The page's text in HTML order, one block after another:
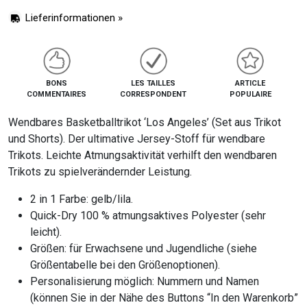
Lieferinformationen »
BONS
COMMENTAIRES
LES TAILLES
CORRESPONDENT
ARTICLE
POPULAIRE
Wendbares Basketballtrikot ‘Los Angeles’ (Set aus Trikot
und Shorts). Der ultimative Jersey-Stoff für wendbare
Trikots. Leichte Atmungsaktivität verhilft den wendbaren
Trikots zu spielverändernder Leistung.
2 in 1 Farbe: gelb/lila.
Quick-Dry 100 % atmungsaktives Polyester (sehr
leicht).
Größen: für Erwachsene und Jugendliche (siehe
Größentabelle bei den Größenoptionen).
Personalisierung möglich: Nummern und Namen
(können Sie in der Nähe des Buttons “In den Warenkorb”